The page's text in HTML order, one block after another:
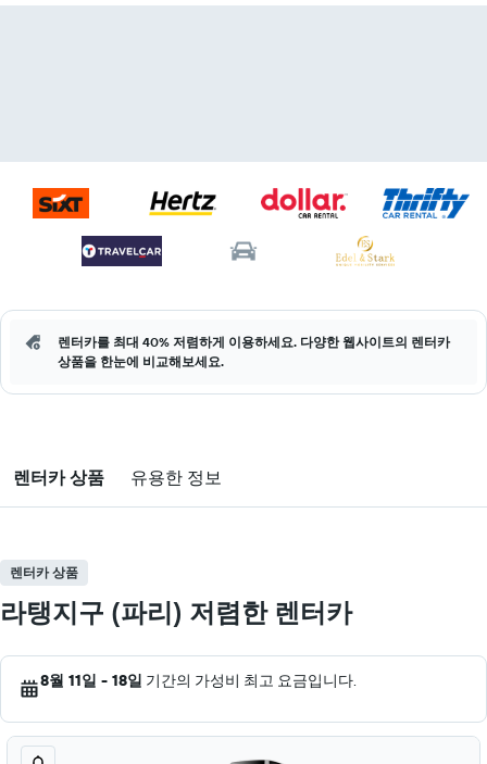
렌터카를 최대 40% 저렴하게 이용하세요. 다양한 웹사이트의 렌터카
상품을 한눈에 비교해보세요.
렌터카 상품 유용한 정보
렌터카 상품
라탱지구 (파리) 저렴한 렌터카
8월 11일 - 18일 기간의 가성비 최고 요금입니다.